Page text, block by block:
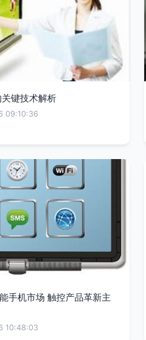
键技术解析
09:10:36
手机市场 触控产品革新主
10:48:03